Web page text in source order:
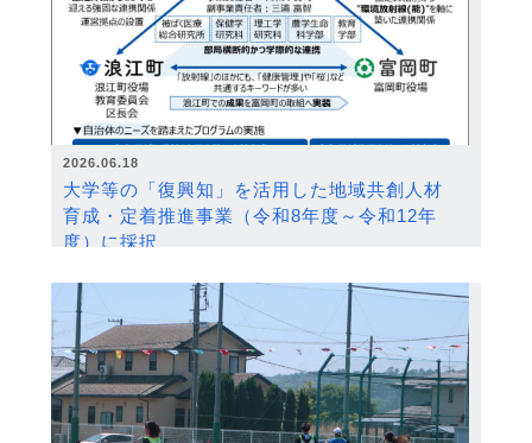
2026.06.18
大学等の「復興知」を活用した地域共創人材
育成・定着推進事業（令和8年度～令和12年
度）に採択